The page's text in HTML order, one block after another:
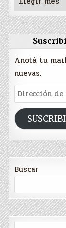
Anotá tu
nuevas.
Dirección
de
email
Buscar
Escribí tu correo electrónico…